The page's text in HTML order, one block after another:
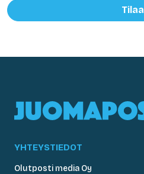
Tilaa
YHTEYSTIEDOT
Olutposti media Oy